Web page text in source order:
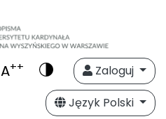
A++
Zaloguj
Język Polski